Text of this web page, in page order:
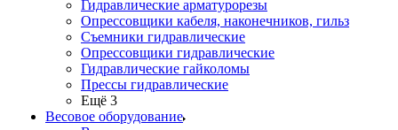
Гидравлические арматурорезы
Опрессовщики кабеля, наконечников, гильз
Съемники гидравлические
Опрессовщики гидравлические
Гидравлические гайколомы
Прессы гидравлические
Ещё 3
Весовое оборудование